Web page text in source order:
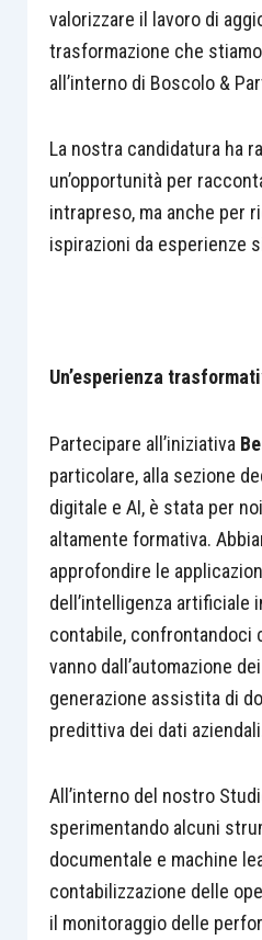
valorizzare il lavoro di
trasformazione che
all’interno di Boscolo &
La nostra candidatura ha
un’opportunità per
intrapreso, ma anche per
ispirazioni da esperienze
Un’esperienza
Partecipare all’iniziativa
particolare, alla sezione
digitale e AI, è stata per
altamente formativa.
approfondire le
dell’intelligenza artificiale
contabile, confrontandoci
vanno dall’automazione
generazione assistita di
predittiva dei dati
All’interno del nostro
sperimentando alcuni
documentale e machine
contabilizzazione delle
il monitoraggio delle